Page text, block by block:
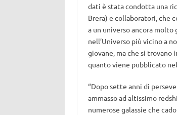
dati è stata condotta una
Brera) e collaboratori, che
a un universo ancora
nell’Universo più vicino a
giovane, ma che si trovano
quanto viene pubblicato
“Dopo sette anni di
ammasso ad altissimo
numerose galassie che